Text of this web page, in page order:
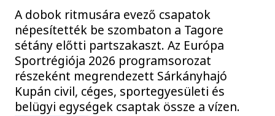
A dobok ritmusára evező csapatok
népesítették be szombaton a Tagore
sétány előtti partszakaszt. Az Európa
Sportrégiója 2026 programsorozat
részeként megrendezett Sárkányhajó
Kupán civil, céges, sportegyesületi és
belügyi egységek csaptak össze a vízen.